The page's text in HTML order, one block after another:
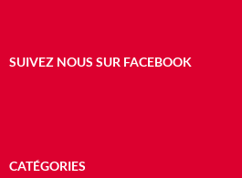
SUIVEZ NOUS SUR FACEBOOK
CATÉGORIES